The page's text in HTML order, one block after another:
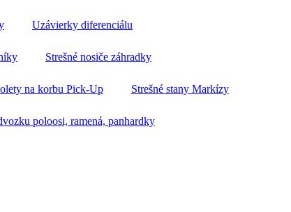
Uzávierky diferenciálu
Strešné nosiče záhradky
na korbu Pick-Up Strešné stany Markízy
poloosi, ramená, panhardky